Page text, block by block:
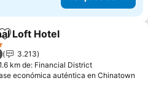
Añadir a favoritos
Loft Hotel
3.213
km de: Financial District
económica auténtica en Chinatown